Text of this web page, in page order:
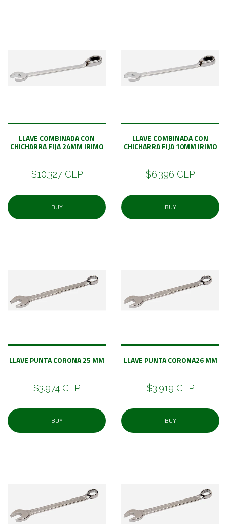
LLAVE COMBINADA CON
CHICHARRA FIJA 24MM IRIMO
$10.327 CLP
BUY
LLAVE COMBINADA CON
CHICHARRA FIJA 10MM IRIMO
$6.396 CLP
BUY
LLAVE PUNTA CORONA 25 MM
$3.974 CLP
BUY
LLAVE PUNTA CORONA26 MM
$3.919 CLP
BUY